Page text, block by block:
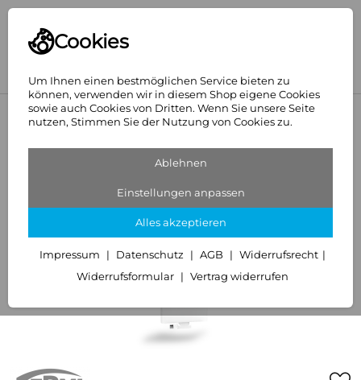
Cookies
Um Ihnen einen bestmöglichen Service bieten zu
können, verwenden wir in diesem Shop eigene Cookies
sowie auch Cookies von Dritten. Wenn Sie unsere Seite
nutzen, Stimmen Sie der Nutzung von Cookies zu.
Ablehnen
Einstellungen anpassen
Alles akzeptieren
Impressum Datenschutz AGB
Widerrufsrecht
Widerrufsformular
Vertrag widerrufen
Kermi